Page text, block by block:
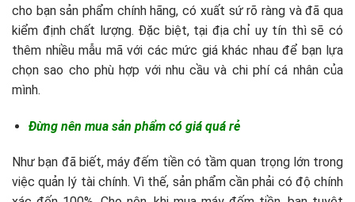
cho bạn sản phẩm chính hãng, có xuất sứ rõ ràng và đã qua
kiểm định chất lượng. Đặc biệt, tại địa chỉ uy tín thì sẽ có
thêm nhiều mẫu mã với các mức giá khác nhau để bạn lựa
chọn sao cho phù hợp với nhu cầu và chi phí cá nhân của
mình.
Đừng nên mua sản phẩm có giá quá rẻ
Như bạn đã biết, máy đếm tiền có tầm quan trọng lớn trong
việc quản lý tài chính. Vì thế, sản phẩm cần phải có độ chính